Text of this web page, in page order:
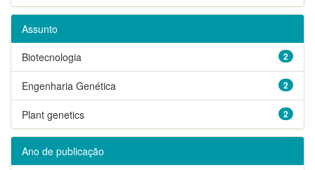
Assunto
2
Biotecnologia
2
Engenharia Genética
2
Plant genetics
Ano de publicação